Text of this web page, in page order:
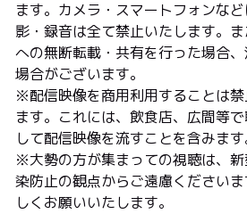
ます。カメラ・スマートフォンな
影・録音は全て禁止いたします。
への無断転載・共有を行った場合
場合がございます。
※配信映像を商用利用することは
ます。これには、飲食店、広間等
して配信映像を流すことを含みます
※大勢の方が集まっての視聴は、
染防止の観点からご遠慮ください
しくお願いいたします。